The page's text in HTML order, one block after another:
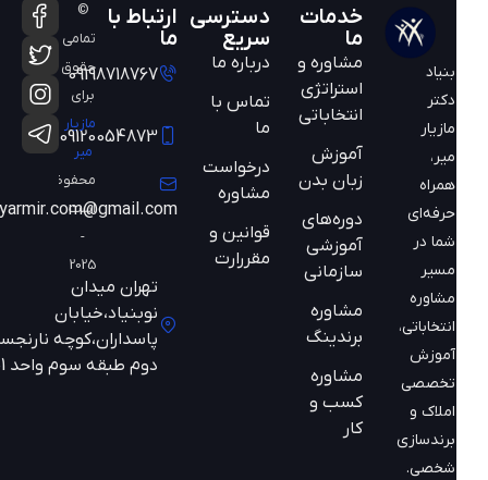
مازیار
همراه
حرفه‌ای
شما در
مسیر
مشاوره
انتخاباتی،
آموزش
تخصصی
املاک و
برندسازی
شخصی.
خدمات
مشاوره و
استراتژی
انتخاباتی
آموزش
زبان بدن
دوره‌های
آموزشی
سازمانی
مشاوره
برندینگ
مشاوره
کسب و
دسترسی
سریع
درباره ما
تماس با
ما
درخواست
مشاوره
قوانین و
مقررارت
ارتباط با
09198718767
09120054873
mazyarmir.com@gmail.com
تهران میدان
نوبنیاد،خیابان
پاسداران،کوچه نارنجستان
دوم طبقه سوم واحد 301
©
تمامی
حقوق
مازیار
محفوظ
است